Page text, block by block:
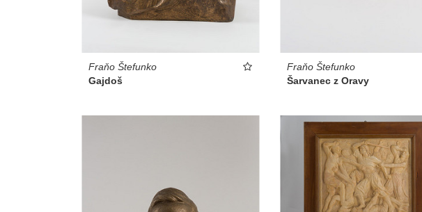
Fraňo Štefunko
Gajdoš
Fraňo Štefunko
Šarvanec z Oravy